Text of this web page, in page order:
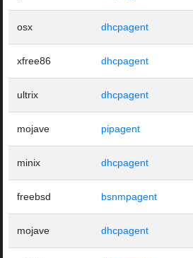
osx dhcpagent
xfree86 dhcpagent
ultrix dhcpagent
mojave pipagent
minix dhcpagent
freebsd bsnmpagent
mojave dhcpagent